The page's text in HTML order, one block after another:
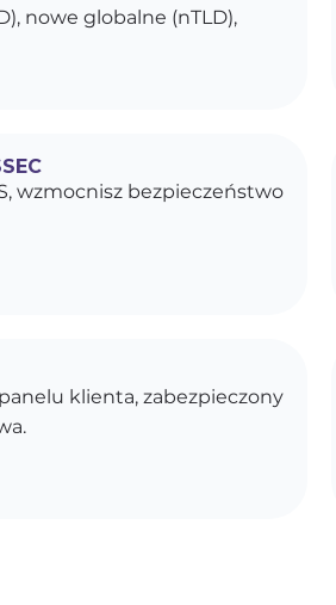
nowe globalne (nTLD),
wzmocnisz bezpieczeństwo
klienta, zabezpieczony